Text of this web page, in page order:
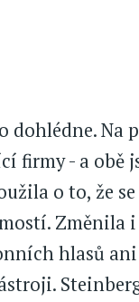
dohlédne. Na
firmy - a obě
o to, že
Změnila i
hlasů